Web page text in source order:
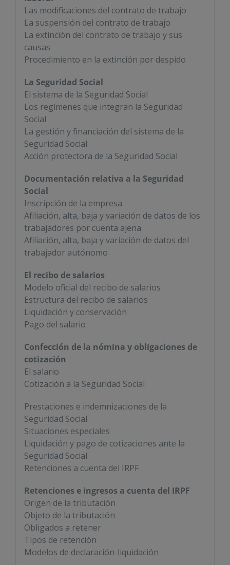
Las modificaciones del contrato de trabajo
La suspensión del contrato de trabajo
La extinción del contrato de trabajo y sus
causas
Procedimiento en la extinción por despido
La Seguridad Social
El sistema de la Seguridad Social
Los regímenes que integran la Seguridad
Social
La gestión y financiación del sistema de la
Seguridad Social
Acción protectora de la Seguridad Social
Documentación relativa a la Seguridad
Social
Inscripción de la empresa
Afiliación, alta, baja y variación de datos de los
trabajadores por cuenta ajena
Afiliación, alta, baja y variación de datos del
trabajador autónomo
El recibo de salarios
Modelo oficial del recibo de salarios
Estructura del recibo de salarios
Liquidación y conservación
Pago del salario
Confección de la nómina y obligaciones de
cotización
El salario
Cotización a la Seguridad Social
Prestaciones e indemnizaciones de la
Seguridad Social
Situaciones especiales
Liquidación y pago de cotizaciones ante la
Seguridad Social
Retenciones a cuenta del IRPF
Retenciones e ingresos a cuenta del IRPF
Origen de la tributación
Objeto de la tributación
Obligados a retener
Tipos de retención
Modelos de declaración-liquidación